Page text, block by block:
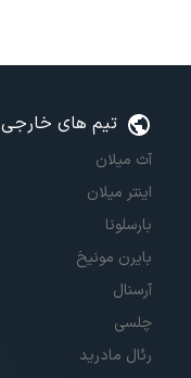
تیم های خارجی
آث میلان
اینتر میلان
بارسلونا
بایرن مونیخ
آرسنال
چلسی
رئال مادرید